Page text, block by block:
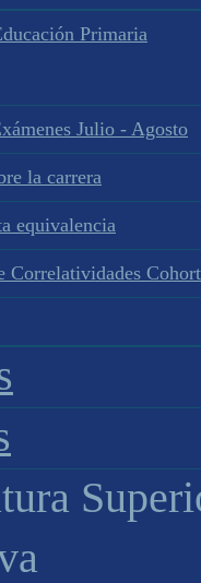
Primaria
Julio - Agosto
la carrera
equivalencia
Correlatividades